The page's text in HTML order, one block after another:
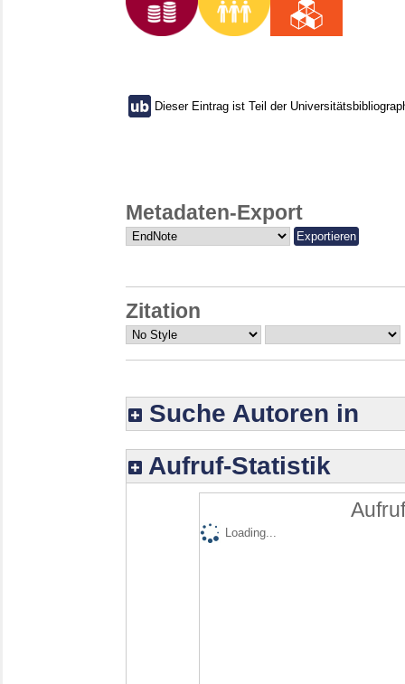
Dieser Eintrag ist Teil der
Metadaten-Export
Zitation
Suche Autoren in
Aufruf-Statistik
Loading...